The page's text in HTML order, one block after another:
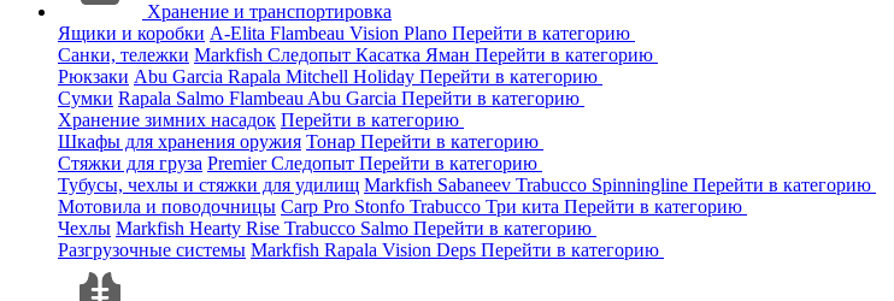
Хранение и транспортировка
Ящики и коробки A-Elita Flambeau Vision Plano Перейти в категорию
Санки, тележки Markfish Следопыт Касатка Яман Перейти в категорию
Рюкзаки Abu Garcia Rapala Mitchell Holiday Перейти в категорию
Сумки Rapala Salmo Flambeau Abu Garcia Перейти в категорию
Хранение зимних насадок Перейти в категорию
Шкафы для хранения оружия Тонар Перейти в категорию
Стяжки для груза PremierСледопыт Перейти в категорию
Тубусы, чехлы и стяжки для удилищ Markfish Sabaneev Trabucco Spinningline Перейти в категорию
Мотовила и поводочницы Carp Pro Stonfo Trabucco Три кита Перейти в категорию
Чехлы Markfish Hearty Rise Trabucco Salmo Перейти в категорию
Разгрузочные системы Markfish Rapala Vision Deps Перейти в категорию